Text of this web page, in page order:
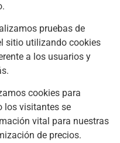
pruebas de
sitio utilizando cookies
a los usuarios y
cookies para
los visitantes se
vital para nuestras
de precios.